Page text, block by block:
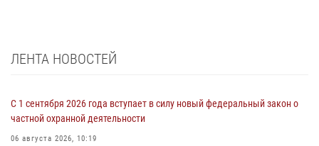
ЛЕНТА НОВОСТЕЙ
С 1 сентября 2026 года вступает в силу новый федеральный закон о
частной охранной деятельности
06 августа 2026, 10:19